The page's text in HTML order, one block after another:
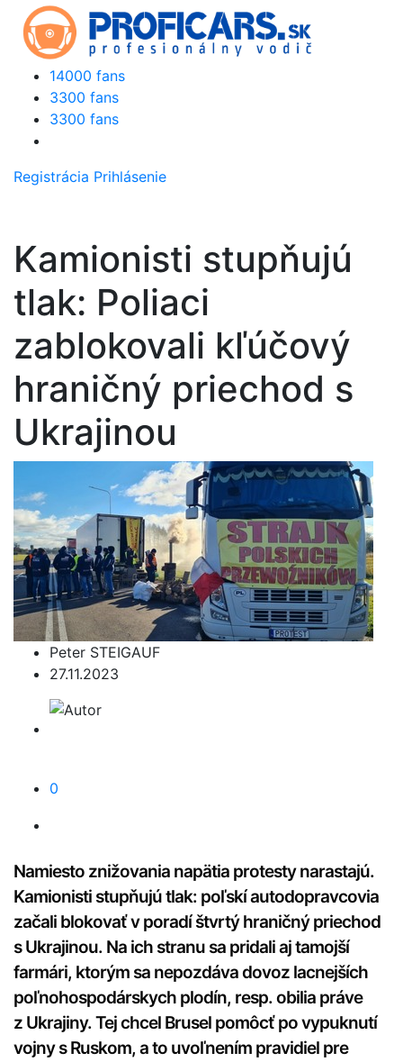
14000 fans
3300 fans
3300 fans
Registrácia Prihlásenie
Kamionisti stupňujú
tlak: Poliaci
zablokovali kľúčový
hraničný priechod s
Ukrajinou
Peter STEIGAUF
27.11.2023
0
Namiesto znižovania napätia protesty narastajú.
Kamionisti stupňujú tlak: poľskí autodopravcovia
začali blokovať v poradí štvrtý hraničný priechod
s Ukrajinou. Na ich stranu sa pridali aj tamojší
farmári, ktorým sa nepozdáva dovoz lacnejších
poľnohospodárskych plodín, resp. obilia práve
z Ukrajiny. Tej chcel Brusel pomôcť po vypuknutí
vojny s Ruskom, a to uvoľnením pravidiel pre